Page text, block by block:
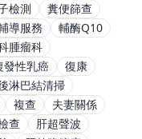
檢測
糞便篩查
導服務
輔酶Q10
腫瘤科
發性乳癌
復康
淋巴結清掃
複查
夫妻關係
查
肝超聲波